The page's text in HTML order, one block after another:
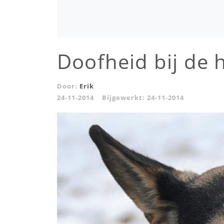
Doofheid bij de
Door: Erik
24-11-2014
Bijgewerkt: 24-11-2014